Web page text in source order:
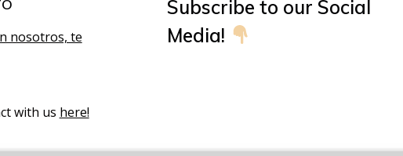
nosotros, te
with us here!
Subscribe to our Social
Media!